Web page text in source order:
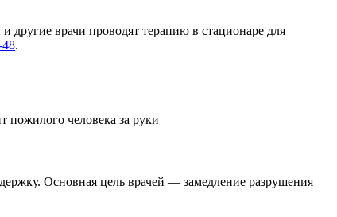
другие врачи проводят терапию в стационаре для
48.
Основная цель врачей — замедление разрушения